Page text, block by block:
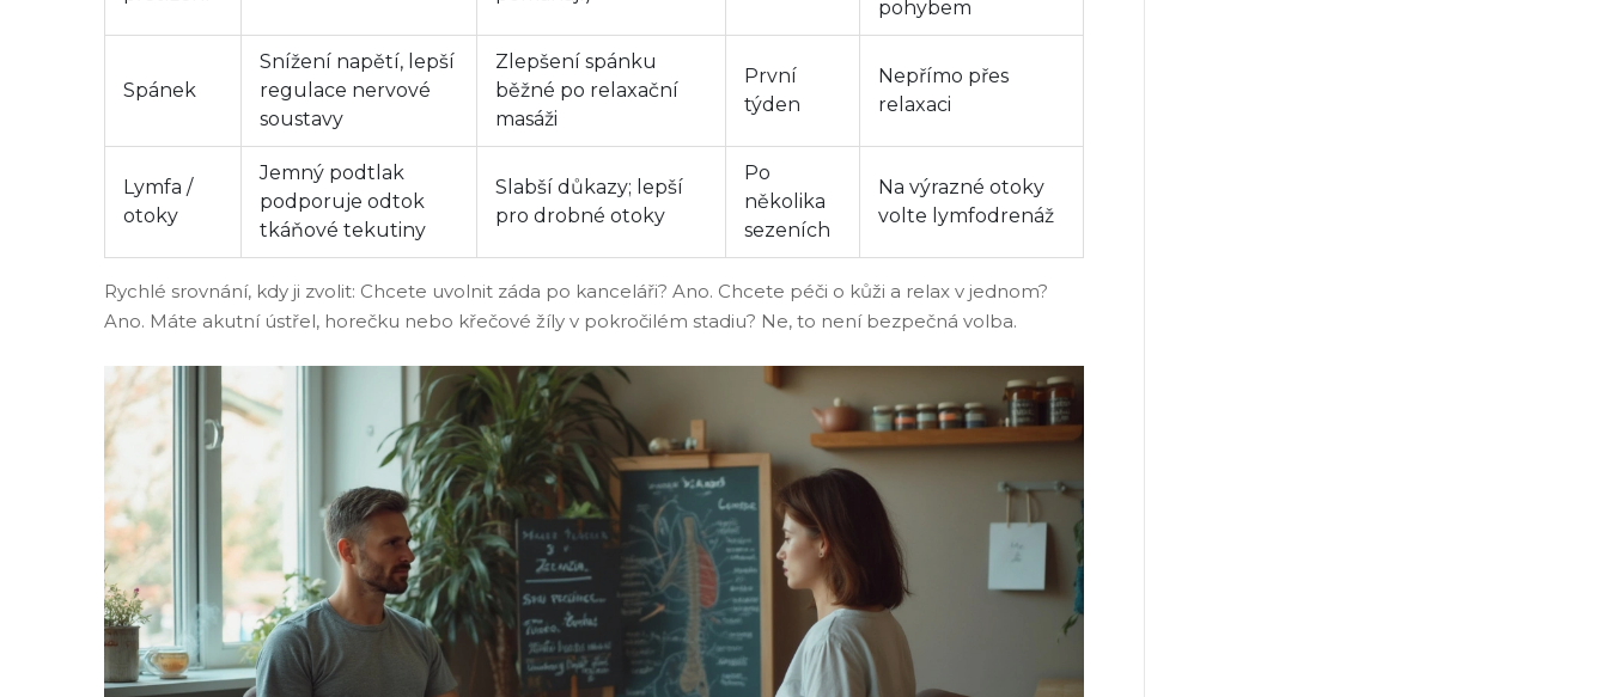
pohybem
Spánek
Snížení napětí, lepší
regulace nervové
soustavy
Zlepšení spánku
běžné po relaxační
masáži
První
týden
Nepřímo přes
relaxaci
Lymfa /
otoky
Jemný podtlak
podporuje odtok
tkáňové tekutiny
Slabší důkazy; lepší
pro drobné otoky
Po
několika
sezeních
Na výrazné otoky
volte lymfodrenáž
Rychlé srovnání, kdy ji zvolit: Chcete uvolnit záda po kanceláři? Ano. Chcete péči o kůži a relax v jednom?
Ano. Máte akutní ústřel, horečku nebo křečové žíly v pokročilém stadiu? Ne, to není bezpečná volba.